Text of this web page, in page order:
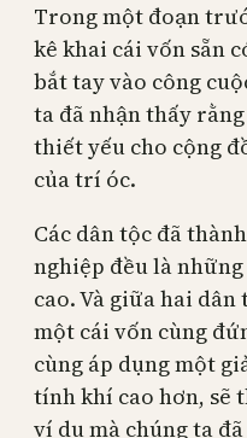
Trong một đoạn
kê khai cái vốn sẵn
bắt tay vào công
ta đã nhận thấy
thiết yếu cho cộng
của trí óc.
Các dân tộc đã
nghiệp đều là
cao. Và giữa hai
một cái vốn cùng
cùng áp dụng một
tính khí cao hơn, sẽ
ví dụ mà chúng ta